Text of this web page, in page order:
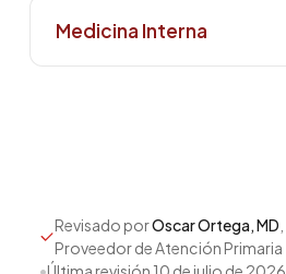
Depresión
Trastorno Bipolar
Medicina Interna
Revisado porOscar Ortega, MD
Proveedor de Atención Primaria